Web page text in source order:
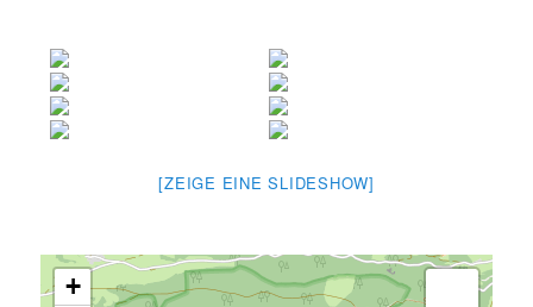
[ZEIGE EINE SLIDESHOW]
+